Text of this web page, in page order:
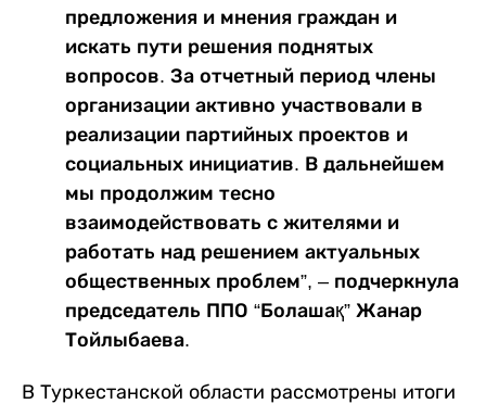
предложения и мнения граждан и
искать пути решения поднятых
вопросов. За отчетный период члены
организации активно участвовали в
реализации партийных проектов и
социальных инициатив. В дальнейшем
мы продолжим тесно
взаимодействовать с жителями и
работать над решением актуальных
общественных проблем”, – подчеркнула
председатель ППО “Болашақ” Жанар
Тойлыбаева.
В Туркестанской области рассмотрены итоги